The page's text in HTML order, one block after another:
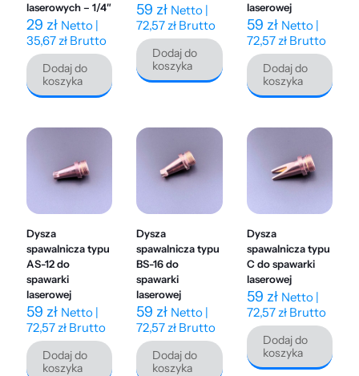
laserowych – 1/4″
29 zł Netto |
35,67zł Brutto
Dodaj do
koszyka
59 zł Netto |
72,57zł Brutto
Dodaj do
koszyka
laserowej
59 zł Netto |
72,57złBrutto
Dodaj do
koszyka
Dysza
spawalnicza typu
AS-12 do
spawarki
laserowej
59 zł Netto |
72,57 zł Brutto
Dodaj do
koszyka
Dysza
spawalnicza typu
BS-16 do
spawarki
laserowej
59 zł Netto |
72,57 zł Brutto
Dodaj do
koszyka
Dysza
spawalnicza typu
C do spawarki
laserowej
59 zł Netto |
72,57 złBrutto
Dodaj do
koszyka